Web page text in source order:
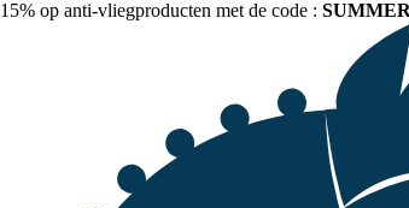
15% op anti-vliegproducten met de code :